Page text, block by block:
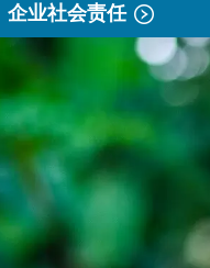
企业社会责任